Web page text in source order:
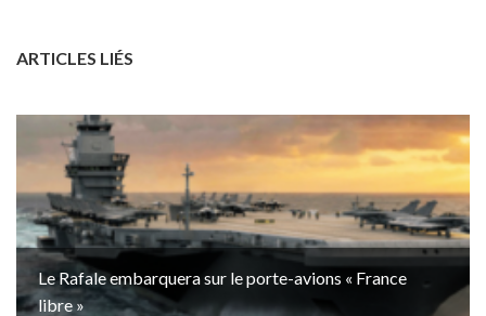
ARTICLES LIÉS
Le Rafale embarquera sur le porte-avions « France
libre »